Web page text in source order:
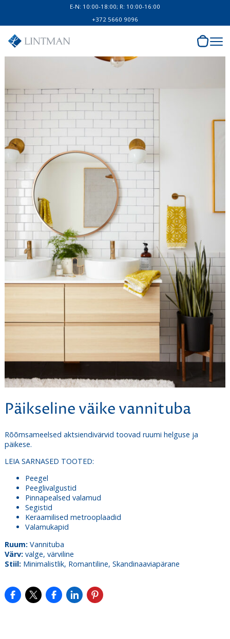
E-N: 10:00-18:00; R: 10:00-16:00
+372 5660 9096
Päikseline väike vannituba
Rõõmsameelsed aktsiendivärvid toovad ruumi helguse ja
päikese.
LEIA SARNASED TOOTED:
Peegel
Peeglivalgustid
Pinnapealsed valamud
Segistid
Keraamilised metrooplaadid
Valamukapid
Ruum:Vannituba
Värv:valge, värviline
Stiil:Minimalistlik, Romantiline, Skandinaaviapärane